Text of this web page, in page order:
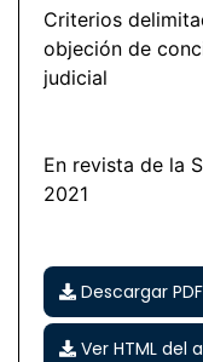
Criterios
objeción de
judicial
En revista de la
2021
Descargar
Ver HTML del